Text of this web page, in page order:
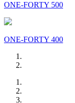
ONE-FORTY 500
ONE-FORTY 400